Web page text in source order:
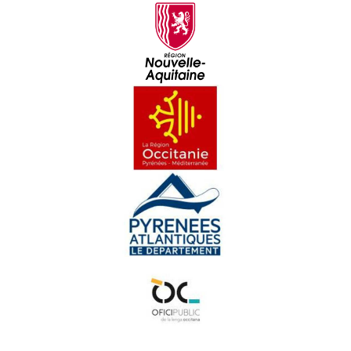
Pastorala de Bedós
Maishanta lenga : Era Sauta Banassa
Croc'stane (3)
Doctors de Trobar
Maishanta Lenga : Los Hilhs de la Montanha